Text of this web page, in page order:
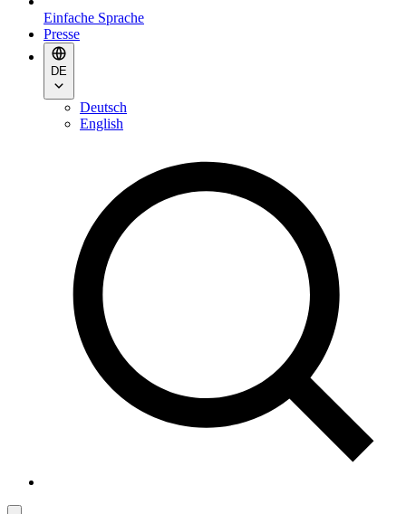
Einfache Sprache
Presse
DE
Deutsch
English